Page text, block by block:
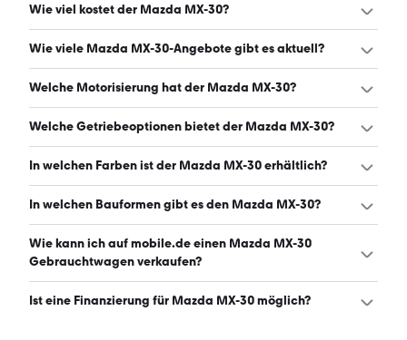
Wie viel kostet der Mazda MX-30?
Ein guter Preis für einen Mazda MX-30 liegt zwischen
€ monatlich. (Stand: 8.8.2026)
Wie viele Mazda MX-30-Angebote gibt es aktuell?
Es gibt insgesamt 397 Mazda MX-30 bei mobile.de, davon
Welche Motorisierung hat der Mazda MX-30?
Der Mazda MX-30 hat Leistungen zwischen 82 und 170
Welche Getriebeoptionen bietet der Mazda MX-30?
Der Mazda MX-30 ist mit automatischem und manuellem
In welchen Farben ist der Mazda MX-30 erhältlich?
Den Mazda MX-30 gibt es in folgenden Farben: weiß,
häufigste Farbe ist weiß. (Stand: 8.8.2026)
In welchen Bauformen gibt es den Mazda MX-30?
Den Mazda MX-30 gibt es in folgenden Bauformen: SUV.
(Stand: 8.8.2026)
Wie kann ich auf mobile.de einen Mazda MX-30
Gebrauchtwagen verkaufen?
Alle Informationen zum Verkauf an mobile.de-
Ist eine Finanzierung für Mazda MX-30 möglich?